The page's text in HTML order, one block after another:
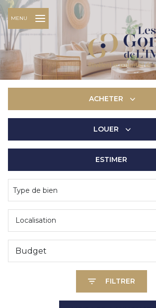
MENU
ACHETER
De l'immo pro
LOUER
De l'immo pro
ESTIMER
Type de bien
Budget
FILTRER